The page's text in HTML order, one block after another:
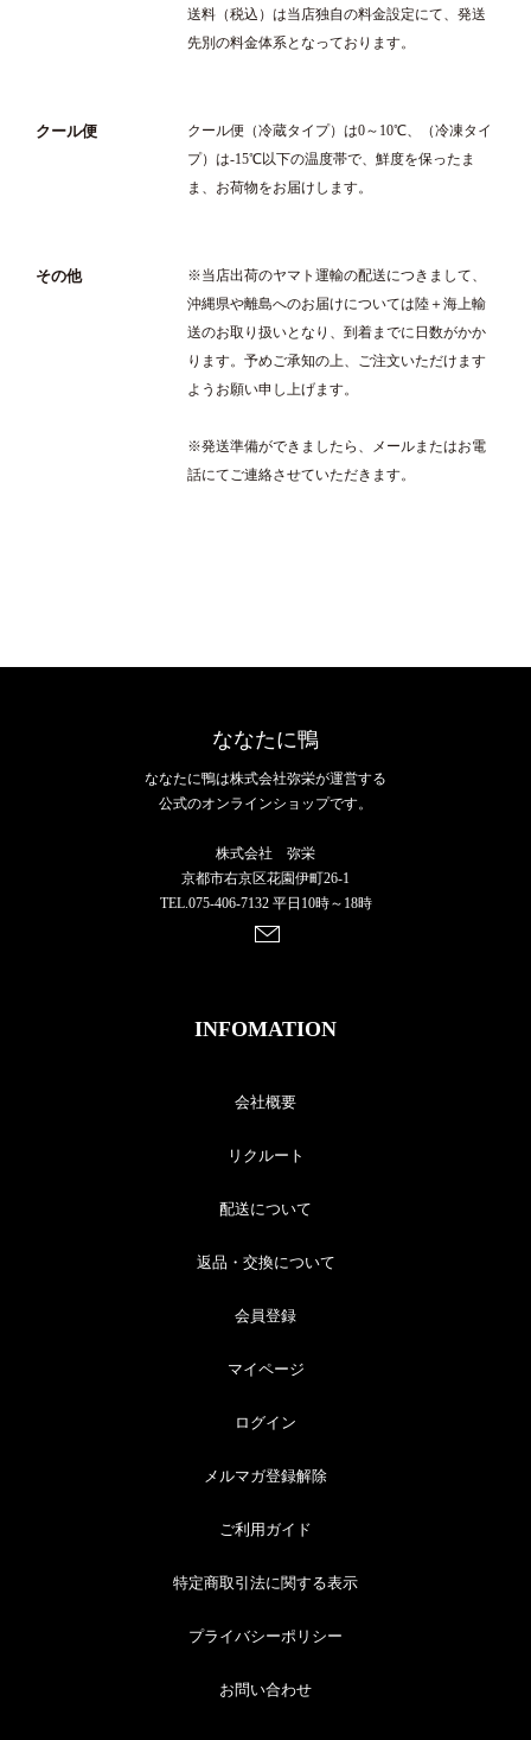
送料（税込）は当店独自の料金設定にて、発送
先別の料金体系となっております。
クール便
クール便（冷蔵タイプ）は0～10℃、（冷凍タイ
プ）は-15℃以下の温度帯で、鮮度を保ったま
ま、お荷物をお届けします。
その他
※当店出荷のヤマト運輸の配送につきまして、
沖縄県や離島へのお届けについては陸＋海上輸
送のお取り扱いとなり、到着までに日数がかか
ります。予めご承知の上、ご注文いただけます
ようお願い申し上げます。
※発送準備ができましたら、メールまたはお電
話にてご連絡させていただきます。
ななたに鴨
ななたに鴨は株式会社弥栄が運営する
公式のオンラインショップです。
株式会社 弥栄
京都市右京区花園伊町26-1
TEL.075-406-7132 平日10時～18時
INFOMATION
会社概要
リクルート
配送について
返品・交換について
会員登録
マイページ
ログイン
メルマガ登録解除
ご利用ガイド
特定商取引法に関する表示
プライバシーポリシー
お問い合わせ